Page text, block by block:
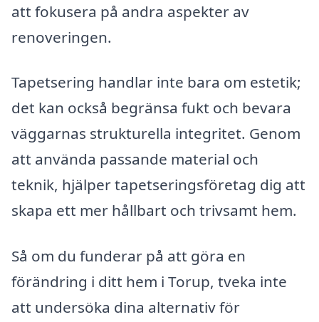
att fokusera på andra aspekter av
renoveringen.
Tapetsering handlar inte bara om estetik;
det kan också begränsa fukt och bevara
väggarnas strukturella integritet. Genom
att använda passande material och
teknik, hjälper tapetseringsföretag dig att
skapa ett mer hållbart och trivsamt hem.
Så om du funderar på att göra en
förändring i ditt hem i Torup, tveka inte
att undersöka dina alternativ för